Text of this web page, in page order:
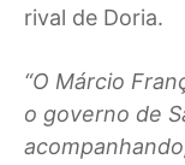
rival de Doria.
“O Márcio
o governo de